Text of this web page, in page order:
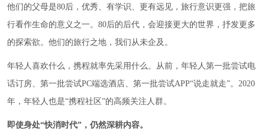
他们的父母是80后，优秀、有学识、更有远见，旅行意识更强，把旅
行看作生命的意义之一。80后的后代，会迎接更大的世界，抒发更多
的探索欲。他们的旅行之地，我们从未企及。
年轻人喜欢什么，携程就率先采用什么。从前，年轻人第一批尝试电
话订房、第一批尝试PC端选酒店、第一批尝试APP“说走就走”。2020
年，年轻人也是“携程社区”的高频关注人群。
即使身处“快消时代”，仍然深耕内容。